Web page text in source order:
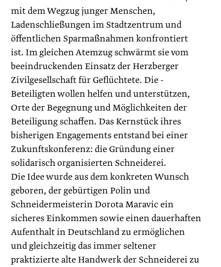
mit dem Wegzug junger Menschen,
Ladenschließungen im Stadtzentrum und
öffentlichen Sparmaßnahmen konfrontiert
ist. Im gleichen Atemzug schwärmt sie vom
beeindruckenden Einsatz der Herzberger
Zivilgesellschaft für Geflüchtete. Die ­
Beteiligten wollen helfen und unterstützen,
Orte der Begegnung und Möglichkeiten der
Beteiligung schaffen. Das Kernstück ihres
bisherigen Engagements entstand bei einer
Zukunftskonferenz: die Gründung einer
solidarisch organisierten Schneiderei.
Die Idee wurde aus dem konkreten Wunsch
geboren, der gebürtigen Polin und
Schneidermeisterin Dorota Maravic ein
sicheres Einkommen sowie einen dauerhaften
Aufenthalt in Deutschland zu ermöglichen
und gleichzeitig das immer seltener
praktizierte alte Handwerk der Schneiderei zu